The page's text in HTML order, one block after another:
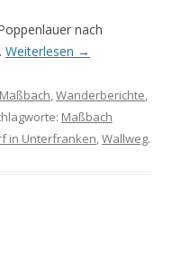
nach
Weiterlesen →
Maßbach,Wanderberichte,
Maßbach
in Unterfranken,Wallweg.